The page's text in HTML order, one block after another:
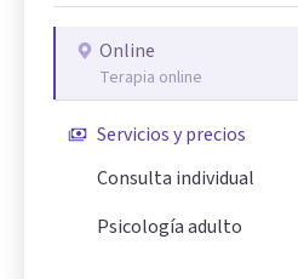
Online
Terapia online
Servicios y precios
Consulta individual
Psicología adulto